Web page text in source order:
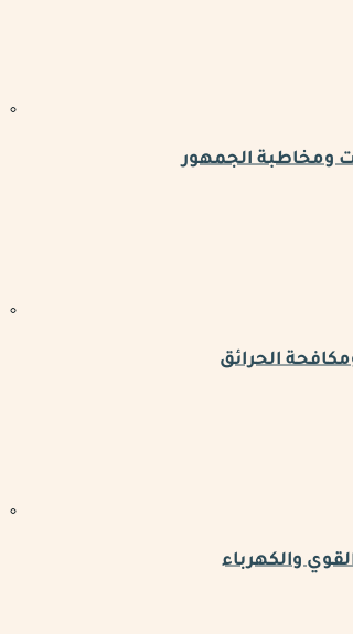
ومخاطبة الجمهور
الحرائق
والكهرباء